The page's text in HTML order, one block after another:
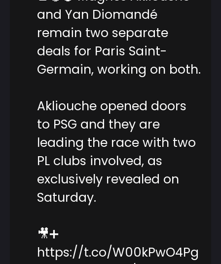
and Yan Diomandé
remain two separate
deals for Paris Saint-
Germain, working on both.
Akliouche opened doors
to PSG and they are
leading the race with two
PL clubs involved, as
exclusively revealed on
Saturday.
🎥➕
https://t.co/W00kPwO4Pg